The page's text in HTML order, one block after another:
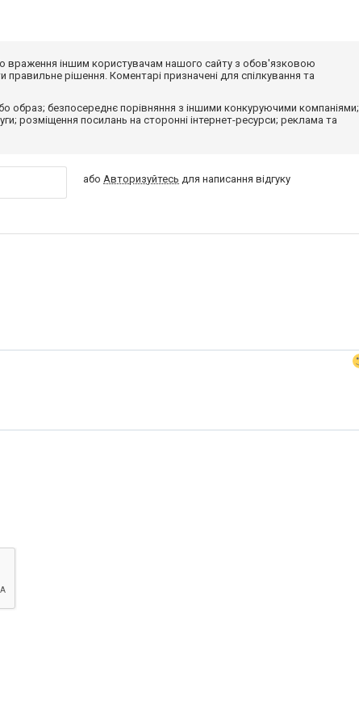
враження іншим користувачам нашого сайту з обов'язковою
рішення. Коментарі призначені для спілкування та
образ; безпосереднє порівняння з іншими конкуруючими компаніями;
розміщення посилань на сторонні інтернет-ресурси; реклама та
абоАвторизуйтесь для написання відгуку